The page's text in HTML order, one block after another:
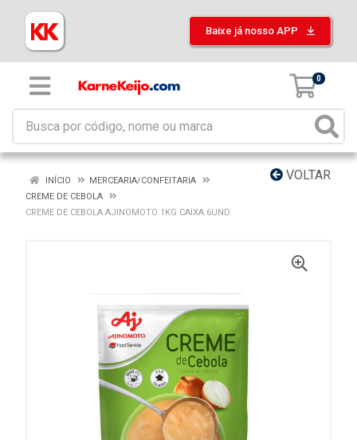
Baixe já nosso APP
0
VOLTAR
INÍCIO
MERCEARIA/CONFEITARIA
CREME DE CEBOLA
CREME DE CEBOLA AJINOMOTO 1KG CAIXA 6UND